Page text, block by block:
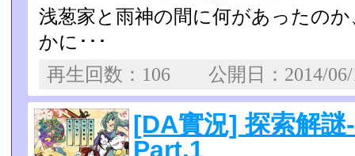
浅葱家と雨神の間に何があったの
かに･･･
再生回数：106 公開日：
[DA實況] 探索解謎
Part.1